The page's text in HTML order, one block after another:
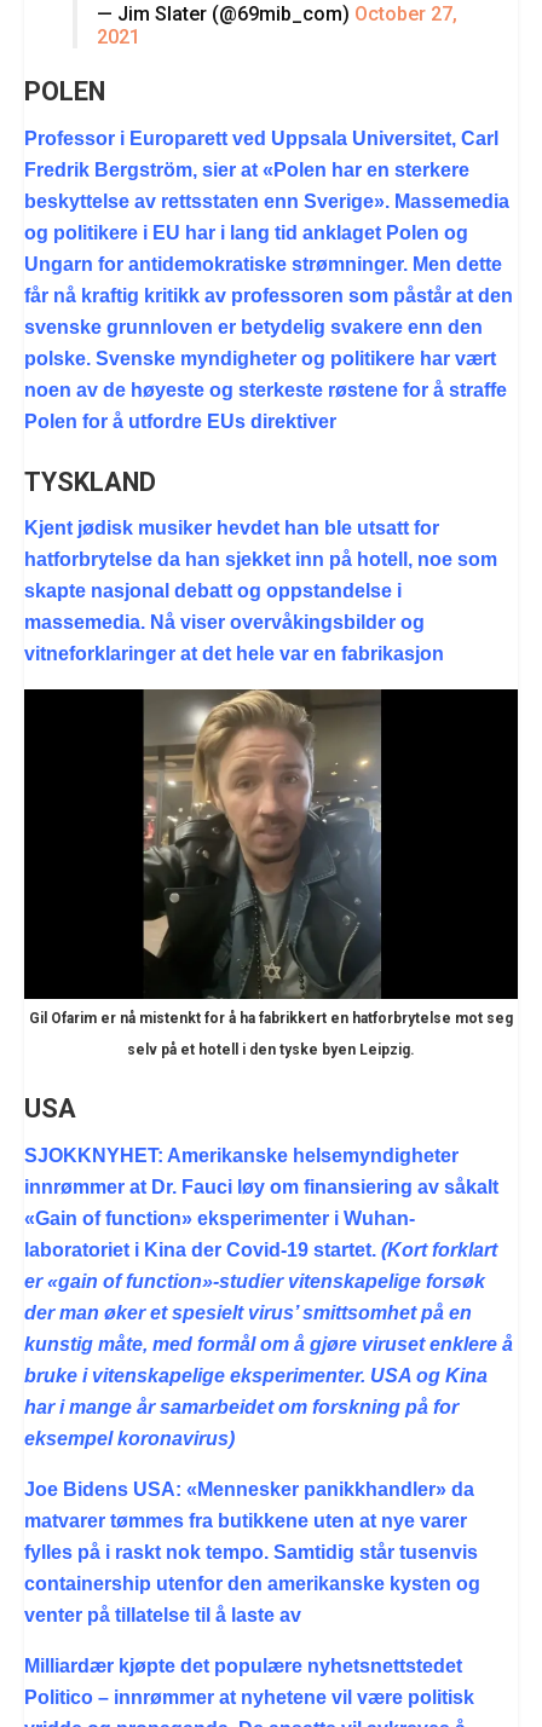
— Jim Slater (@69mib_com) October 27,
2021
POLEN
Professor i Europarett ved Uppsala Universitet, Carl
Fredrik Bergström, sier at «Polen har en sterkere
beskyttelse av rettsstaten enn Sverige». Massemedia
og politikere i EU har i lang tid anklaget Polen og
Ungarn for antidemokratiske strømninger. Men dette
får nå kraftig kritikk av professoren som påstår at den
svenske grunnloven er betydelig svakere enn den
polske. Svenske myndigheter og politikere har vært
noen av de høyeste og sterkeste røstene for å straffe
Polen for å utfordre EUs direktiver
TYSKLAND
Kjent jødisk musiker hevdet han ble utsatt for
hatforbrytelse da han sjekket inn på hotell, noe som
skapte nasjonal debatt og oppstandelse i
massemedia. Nå viser overvåkingsbilder og
vitneforklaringer at det hele var en fabrikasjon
Gil Ofarim er nå mistenkt for å ha fabrikkert en hatforbrytelse mot seg
selv på et hotell i den tyske byen Leipzig.
USA
SJOKKNYHET: Amerikanske helsemyndigheter
innrømmer at Dr. Fauci løy om finansiering av såkalt
«Gain of function» eksperimenter i Wuhan-
laboratoriet i Kina der Covid-19 startet. (Kort forklart
er «gain of function»-studier vitenskapelige forsøk
der man øker et spesielt virus’ smittsomhet på en
kunstig måte, med formål om å gjøre viruset enklere å
bruke i vitenskapelige eksperimenter. USA og Kina
har i mange år samarbeidet om forskning på for
eksempel koronavirus)
Joe Bidens USA: «Mennesker panikkhandler» da
matvarer tømmes fra butikkene uten at nye varer
fylles på i raskt nok tempo. Samtidig står tusenvis
containership utenfor den amerikanske kysten og
venter på tillatelse til å laste av
Milliardær kjøpte det populære nyhetsnettstedet
Politico – innrømmer at nyhetene vil være politisk